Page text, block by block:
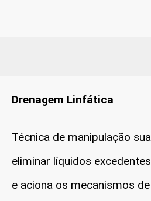
Drenagem Linfática
Técnica de manipulação
eliminar líquidos
e aciona os mecanismos